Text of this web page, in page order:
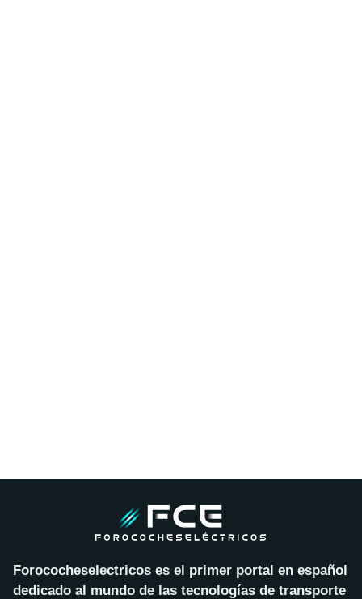
Forococheselectricos es el primer portal en español
dedicado al mundo de las tecnologías de transporte